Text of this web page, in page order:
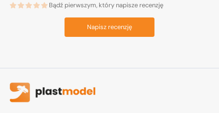
Bądź pierwszym, który napisze recenzję
Napisz recenzję